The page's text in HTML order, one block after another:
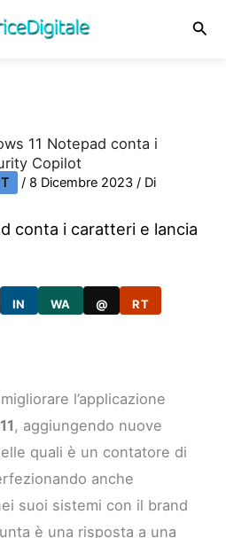
11 Notepad conta i
Copilot
/ 8 Dicembre 2023/ Di
conta i caratteri e lancia
IN WA @ RT
l’applicazione
, aggiungendo nuove
quali è un contatore di
anche
suoi sistemi con il brand
è una risposta a una